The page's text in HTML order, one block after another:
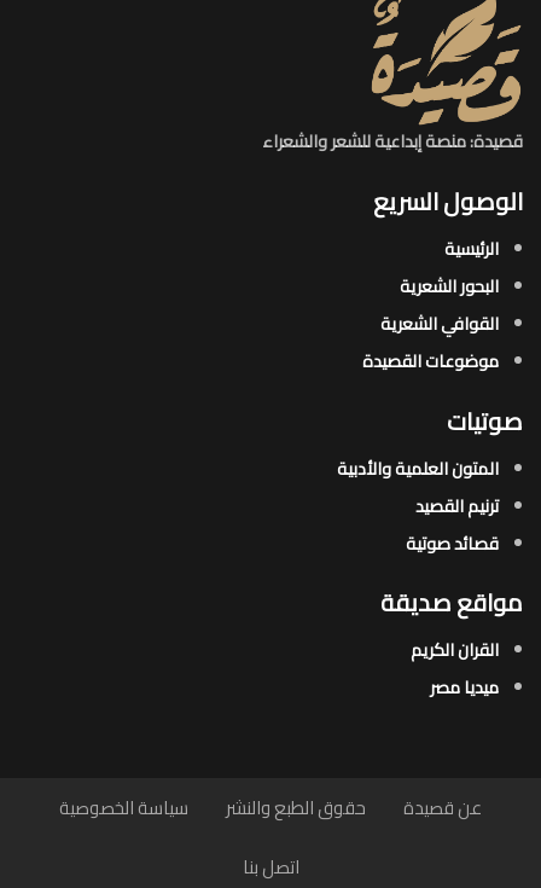
قصيدة: منصة إبداعية للشعر والشعراء
الوصول السريع
الرئيسية
البحور الشعرية​
القوافي الشعرية​
موضوعات القصيدة​
صوتيات
المتون العلمية والأدبية
ترنيم القصيد
قصائد صوتية
مواقع صديقة
القران الكريم
ميديا مصر
عن قصيدة حقوق الطبع والنشر
سياسة الخصوصية
اتصل بنا